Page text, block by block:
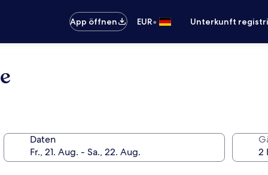
App öffnen
EUR• Unterkunft
Daten